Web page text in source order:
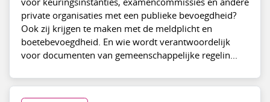
private organisaties met een publieke bevoegdheid?
Ook zij krijgen te maken met de meldplicht en
boetebevoegdheid. En wie wordt verantwoordelijk
voor documenten van gemeenschappelijke regelin...